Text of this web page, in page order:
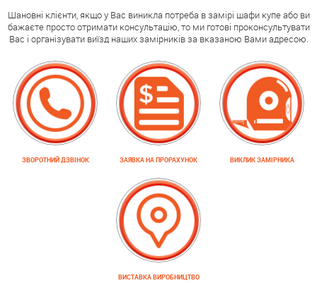
Шановні клієнти, якщо у Вас виникла потреба в замірі шафи купе або ви
бажаєте просто отримати консультацію, то ми готові проконсультувати
Вас і організувати виїзд наших замірників за вказаною Вами адресою.
ЗВОРОТНИЙ ДЗВІНОК ЗАЯВКА НА ПРОРАХУНОК ВИКЛИК ЗАМІРНИКА
ВИСТАВКА ВИРОБНИЦТВО